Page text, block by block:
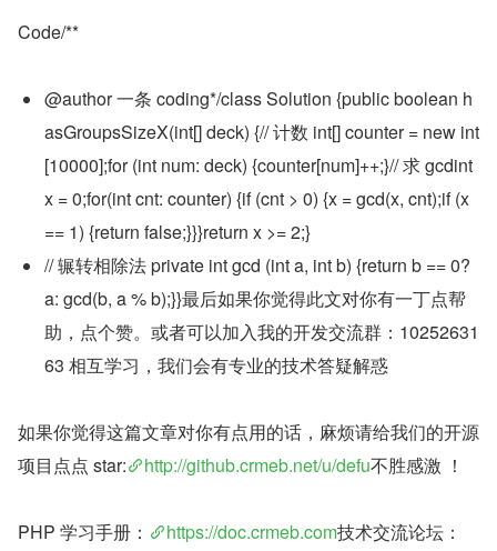
Code/**
@author 一条 coding*/class Solution {public boolean h
asGroupsSizeX(int[] deck) {// 计数 int[] counter = new int
[10000];for (int num: deck) {counter[num]++;}// 求 gcdint
x = 0;for(int cnt: counter) {if (cnt > 0) {x = gcd(x, cnt);if (x
== 1) {return false;}}}return x >= 2;}
// 辗转相除法 private int gcd (int a, int b) {return b == 0?
a: gcd(b, a % b);}}最后如果你觉得此文对你有一丁点帮
助，点个赞。或者可以加入我的开发交流群：10252631
63 相互学习，我们会有专业的技术答疑解惑
如果你觉得这篇文章对你有点用的话，麻烦请给我们的开源
项目点点 star:
http://github.crmeb.net/u/defu不胜感激 ！
PHP 学习手册： https://doc.crmeb.com技术交流论坛：